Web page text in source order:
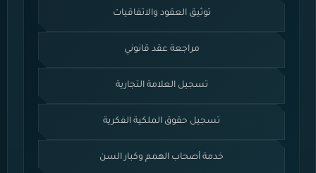
توثيق العقود والاتفاقيات
مراجعة عقد قانوني
تسجيل العلامة التجارية
تسجيل حقوق الملكية الفكرية
خدمة أصحاب الهمم وكبار السن